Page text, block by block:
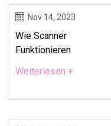
Nov 14, 2023
Wie Scanner
Funktionieren
Weiterlesen +